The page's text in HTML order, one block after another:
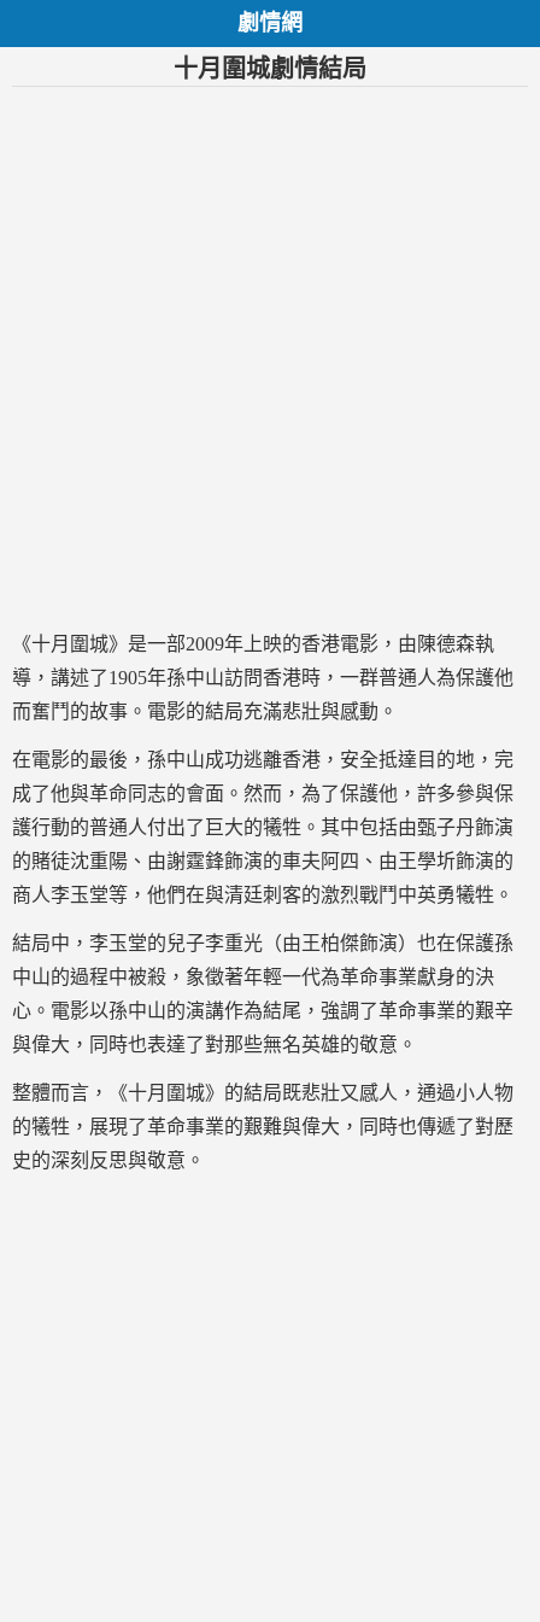
劇情網
十月圍城劇情結局
《十月圍城》是一部2009年上映的香港電影，由陳德森執
導，講述了1905年孫中山訪問香港時，一群普通人為保護他
而奮鬥的故事。電影的結局充滿悲壯與感動。
在電影的最後，孫中山成功逃離香港，安全抵達目的地，完
成了他與革命同志的會面。然而，為了保護他，許多參與保
護行動的普通人付出了巨大的犧牲。其中包括由甄子丹飾演
的賭徒沈重陽、由謝霆鋒飾演的車夫阿四、由王學圻飾演的
商人李玉堂等，他們在與清廷刺客的激烈戰鬥中英勇犧牲。
結局中，李玉堂的兒子李重光（由王柏傑飾演）也在保護孫
中山的過程中被殺，象徵著年輕一代為革命事業獻身的決
心。電影以孫中山的演講作為結尾，強調了革命事業的艱辛
與偉大，同時也表達了對那些無名英雄的敬意。
整體而言，《十月圍城》的結局既悲壯又感人，通過小人物
的犧牲，展現了革命事業的艱難與偉大，同時也傳遞了對歷
史的深刻反思與敬意。